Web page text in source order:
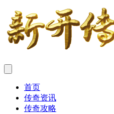
首页
传奇资讯
传奇攻略